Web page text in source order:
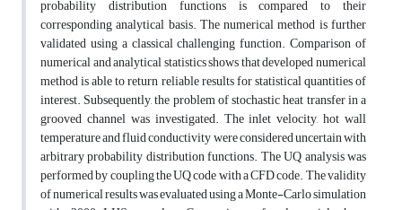
probability distribution functions is compared to their
corresponding analytical basis. The numerical method is further
validated using a classical challenging function. Comparison of
numerical and analytical statistics shows that developed numerical
method is able to return reliable results for statistical quantities of
interest. Subsequently, the problem of stochastic heat transfer in a
grooved channel was investigated. The inlet velocity, hot wall
temperature and fluid conductivity were considered uncertain with
arbitrary probability distribution functions. The UQ analysis was
performed by coupling the UQ code with a CFD code. The validity
of numerical results was evaluated using a Monte-Carlo simulation